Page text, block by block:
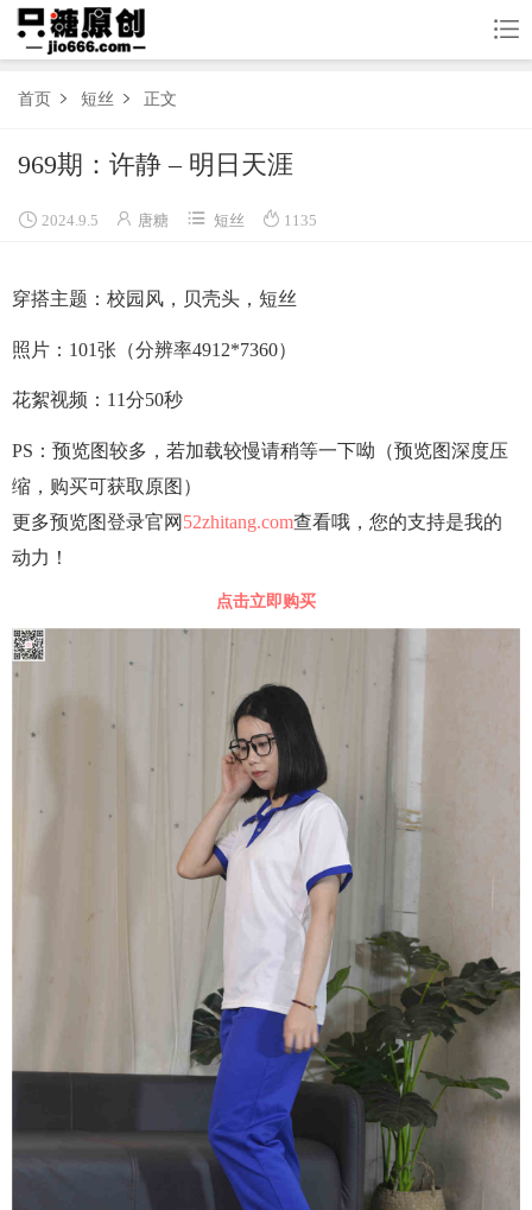

首页
长丝
短丝
果足
联系
购买图集
首页  短丝  正文
969期：许静 – 明日天涯
 2024.9.5  唐糖  短丝  1135
穿搭主题：校园风，贝壳头，短丝
照片：101张（分辨率4912*7360）
花絮视频：11分50秒
PS：预览图较多，若加载较慢请稍等一下呦（预览图深度压
缩，购买可获取原图）
更多预览图登录官网 52zhitang.com查看哦，您的支持是我的
动力！
点击立即购买